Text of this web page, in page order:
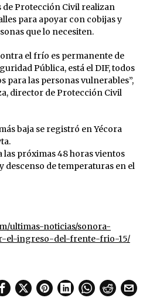
de Protección Civil realizan
para apoyar con cobijas y
que lo necesiten.
el frío es permanente de
Pública, está el DIF, todos
para las personas vulnerables”,
director de Protección Civil
baja se registró en Yécora
próximas 48 horas vientos
descenso de temperaturas en el
ultimas-noticias/sonora-
el-ingreso-del-frente-frio-15/